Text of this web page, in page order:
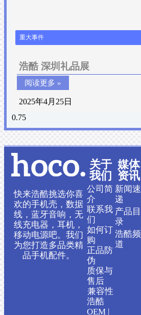
重大事件
浩酷 深圳礼品展
阅读更多 »
2025年4月25日
快来浩酷挑选你喜
欢的手机壳，数据
线，蓝牙音响，无
线充电器，耳机，
移动电源吧。我们
为您打造多品类精
品手机配件。
关于
我们
公司简
介
联系我
们
如何订
购
正品防
伪
质保与
售后
兼容性
浩酷
OEM |
媒体
资讯
新闻速
递
产品目
录
浩酷频
道